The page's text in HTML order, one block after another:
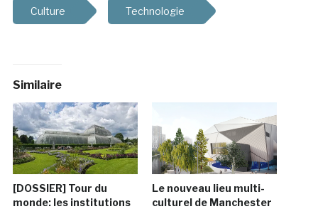
Culture Technologie
Similaire
[DOSSIER] Tour du
monde: les institutions
Le nouveau lieu multi-
culturel de Manchester